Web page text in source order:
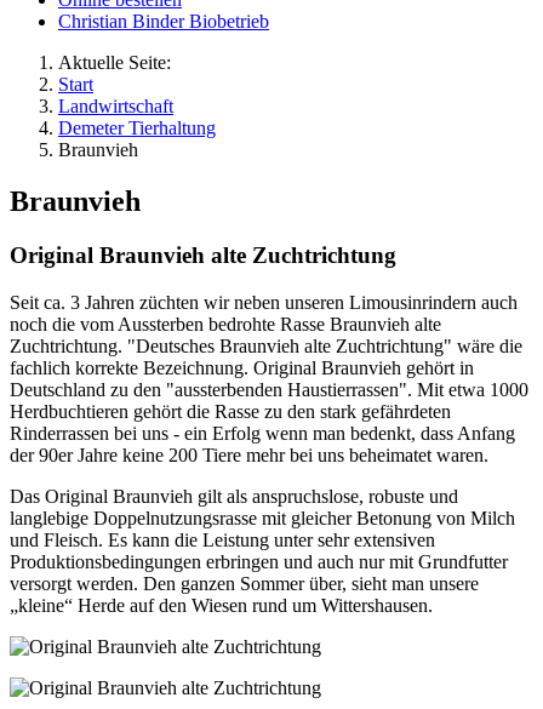
Christian Binder Biobetrieb
Aktuelle Seite:
Start
Landwirtschaft
Demeter Tierhaltung
Braunvieh
Braunvieh
Original Braunvieh alte Zuchtrichtung
Seit ca. 3 Jahren züchten wir neben unseren Limousinrindern auch
noch die vom Aussterben bedrohte Rasse Braunvieh alte
Zuchtrichtung. "Deutsches Braunvieh alte Zuchtrichtung" wäre die
fachlich korrekte Bezeichnung. Original Braunvieh gehört in
Deutschland zu den "aussterbenden Haustierrassen". Mit etwa 1000
Herdbuchtieren gehört die Rasse zu den stark gefährdeten
Rinderrassen bei uns - ein Erfolg wenn man bedenkt, dass Anfang
der 90er Jahre keine 200 Tiere mehr bei uns beheimatet waren.
Das Original Braunvieh gilt als anspruchslose, robuste und
langlebige Doppelnutzungsrasse mit gleicher Betonung von Milch
und Fleisch. Es kann die Leistung unter sehr extensiven
Produktionsbedingungen erbringen und auch nur mit Grundfutter
versorgt werden. Den ganzen Sommer über, sieht man unsere
„kleine“ Herde auf den Wiesen rund um Wittershausen.